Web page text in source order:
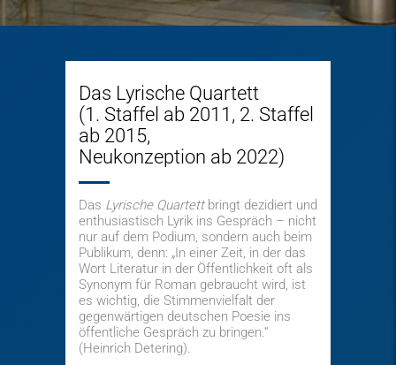
Das Lyrische Quartett
(1. Staffel ab 2011, 2. Staffel
ab 2015,
Neukonzeption ab 2022)
Das Lyrische Quartettbringt dezidiert und
enthusiastisch Lyrik ins Gespräch – nicht
nur auf dem Podium, sondern auch beim
Publikum, denn: „In einer Zeit, in der das
Wort Literatur in der Öffentlichkeit oft als
Synonym für Roman gebraucht wird, ist
es wichtig, die Stimmenvielfalt der
gegenwärtigen deutschen Poesie ins
öffentliche Gespräch zu bringen.“
(Heinrich Detering).